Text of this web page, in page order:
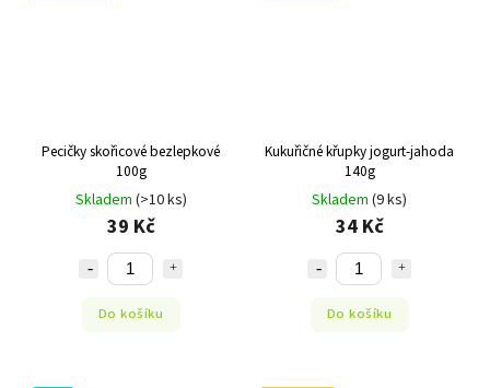
Pecičky skořicové bezlepkové
100g
Skladem (>10 ks)
39 Kč
Do košíku
Kukuřičné křupky jogurt-jahoda
140g
Skladem (9 ks)
34 Kč
Do košíku